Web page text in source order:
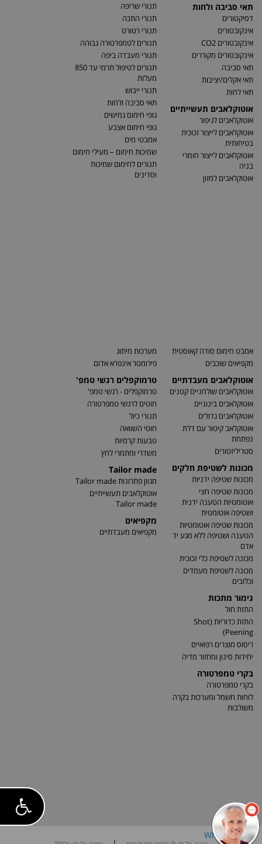
תאי סביבה ולחות
דסיקטורים
אינקובטורים
אינקובטורים CO2
אינקובטורים מקוררים
תאי סביבה
תאי אקלים/יציבות
תאי לחות
אוטוקלאבים תעשייתיים
אוטוקלאבים לגיפור
אוטוקלאבים לייצור זכוכית
בטיחותית
אוטוקלאבים לייצור חומרי
בניה
אוטוקלאבים למזון
תנורי שריפה
תנורי התכה
תנורי רטורט
תנורים לטמפרטורה גבוהה
תנורי מעבדה ביפה
תנורים לטיפול תרמי עד 850
מעלות
תנורי ייבוש
תאי סביבה ולחות
גופי חימום גמישים
גופי חימום אצבע
אמבטי מים
שמיכות חימום – מעילי חימום
תנורים לחימום שמיכות
וסדינים
אמבט חימום סודה קאוסטית
מקפיאים שוכבים
אוטוקלאבים מעבדתיים
אוטוקלאבים שולחניים קטנים
אוטוקלאבים בינוניים
אוטוקלאבים גדולים
אוטוקלאב קיטור עם דלת
נפתחת
סטריליזטורים
מכונות לשטיפת חלקים
מכונות שטיפה ידניות
מכונות שטיפה חצי
אוטומטיות הטענה ידנית
ושטיפה אוטומטית
מכונות שטיפה אוטומטיות
הטענה ושטיפה ללא מגע יד
אדם
מכונה לשטיפת כלי זכוכית
מכונה לשטיפת מעמדים
וכלובים
גימור מתכות
התזת חול
התזת כדוריות (Shot
Peening)
ריסוס מוצרים רפואיים
יחידות סינון ומחזור מדיה
בקרי טמפרטורה
בקרי טמפרטורה
לוחות חשמל ומערכות בקרה
משולבות
מערכות מיתוג
פירומטר אינפרא אדום
טרמוקפלים רגשי טמפ'
טרמוקפלים - רגשי טמפ'
חוטים לרגשי טמפרטורה
תנורי כיול
חוטי השוואה
טבעות קרמיות
משדרי ומתמרי לחץ
Tailor made
מגוון פתרונות Tailor made
אוטוקלאבים תעשייתיים
Tailor made
מקפיאים
מקפיאים מעבדתיים